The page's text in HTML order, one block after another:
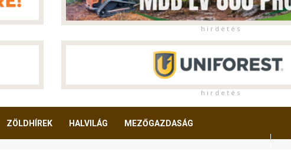
h i r d e t é s
h i r d e t é s
ZÖLDHÍREK HALVILÁG MEZŐGAZDASÁG